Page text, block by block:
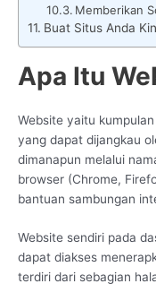
Memberikan
Buat Situs Anda
Apa Itu
Website yaitu
yang dapat dijangkau
dimanapun melalui
browser (Chrome,
bantuan sambungan
Website sendiri pada
dapat diakses
terdiri dari sebagian